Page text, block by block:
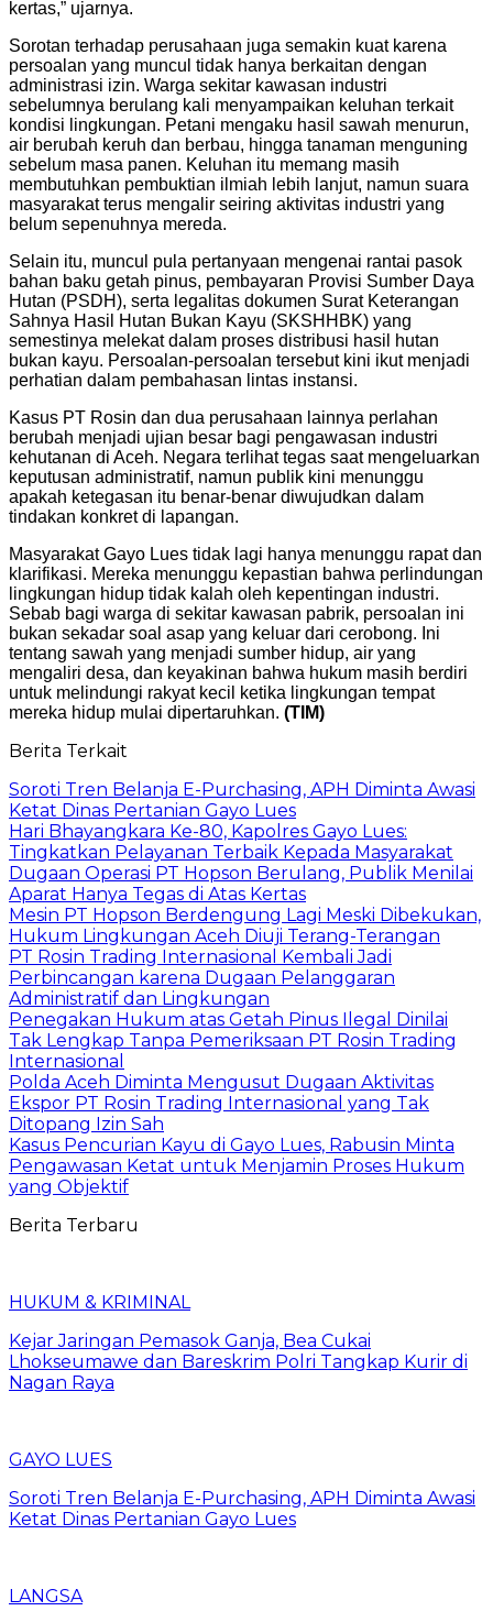
kertas,” ujarnya.
Sorotan terhadap perusahaan juga semakin kuat karena
persoalan yang muncul tidak hanya berkaitan dengan
administrasi izin. Warga sekitar kawasan industri
sebelumnya berulang kali menyampaikan keluhan terkait
kondisi lingkungan. Petani mengaku hasil sawah menurun,
air berubah keruh dan berbau, hingga tanaman menguning
sebelum masa panen. Keluhan itu memang masih
membutuhkan pembuktian ilmiah lebih lanjut, namun suara
masyarakat terus mengalir seiring aktivitas industri yang
belum sepenuhnya mereda.
Selain itu, muncul pula pertanyaan mengenai rantai pasok
bahan baku getah pinus, pembayaran Provisi Sumber Daya
Hutan (PSDH), serta legalitas dokumen Surat Keterangan
Sahnya Hasil Hutan Bukan Kayu (SKSHHBK) yang
semestinya melekat dalam proses distribusi hasil hutan
bukan kayu. Persoalan-persoalan tersebut kini ikut menjadi
perhatian dalam pembahasan lintas instansi.
Kasus PT Rosin dan dua perusahaan lainnya perlahan
berubah menjadi ujian besar bagi pengawasan industri
kehutanan di Aceh. Negara terlihat tegas saat mengeluarkan
keputusan administratif, namun publik kini menunggu
apakah ketegasan itu benar-benar diwujudkan dalam
tindakan konkret di lapangan.
Masyarakat Gayo Lues tidak lagi hanya menunggu rapat dan
klarifikasi. Mereka menunggu kepastian bahwa perlindungan
lingkungan hidup tidak kalah oleh kepentingan industri.
Sebab bagi warga di sekitar kawasan pabrik, persoalan ini
bukan sekadar soal asap yang keluar dari cerobong. Ini
tentang sawah yang menjadi sumber hidup, air yang
mengaliri desa, dan keyakinan bahwa hukum masih berdiri
untuk melindungi rakyat kecil ketika lingkungan tempat
mereka hidup mulai dipertaruhkan. (TIM)
Berita Terkait
Soroti Tren Belanja E-Purchasing, APH Diminta Awasi
Ketat Dinas Pertanian Gayo Lues
Hari Bhayangkara Ke-80, Kapolres Gayo Lues:
Tingkatkan Pelayanan Terbaik Kepada Masyarakat
Dugaan Operasi PT Hopson Berulang, Publik Menilai
Aparat Hanya Tegas di Atas Kertas
Mesin PT Hopson Berdengung Lagi Meski Dibekukan,
Hukum Lingkungan Aceh Diuji Terang-Terangan
PT Rosin Trading Internasional Kembali Jadi
Perbincangan karena Dugaan Pelanggaran
Administratif dan Lingkungan
Penegakan Hukum atas Getah Pinus Ilegal Dinilai
Tak Lengkap Tanpa Pemeriksaan PT Rosin Trading
Internasional
Polda Aceh Diminta Mengusut Dugaan Aktivitas
Ekspor PT Rosin Trading Internasional yang Tak
Ditopang Izin Sah
Kasus Pencurian Kayu di Gayo Lues, Rabusin Minta
Pengawasan Ketat untuk Menjamin Proses Hukum
yang Objektif
Berita Terbaru
HUKUM & KRIMINAL
Kejar Jaringan Pemasok Ganja, Bea Cukai
Lhokseumawe dan Bareskrim Polri Tangkap Kurir di
Nagan Raya
GAYO LUES
Soroti Tren Belanja E-Purchasing, APH Diminta Awasi
Ketat Dinas Pertanian Gayo Lues
LANGSA